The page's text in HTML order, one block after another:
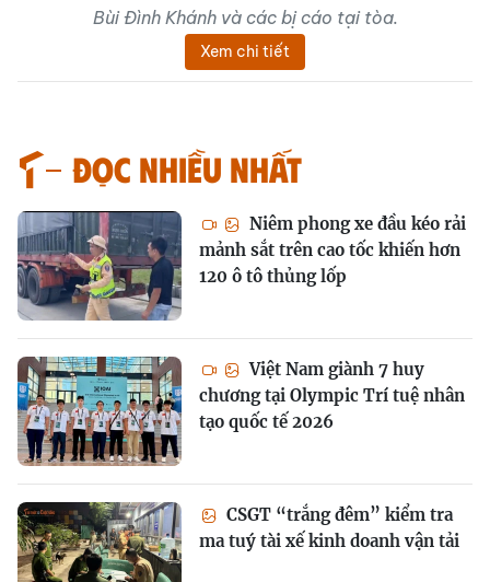
Bùi Đình Khánh và các bị cáo tại tòa.
Xem chi tiết
Đọc nhiều nhất
Niêm phong xe đầu kéo rải
mảnh sắt trên cao tốc khiến hơn
120 ô tô thủng lốp
Việt Nam giành 7 huy
chương tại Olympic Trí tuệ nhân
tạo quốc tế 2026
CSGT “trắng đêm” kiểm tra
ma tuý tài xế kinh doanh vận tải